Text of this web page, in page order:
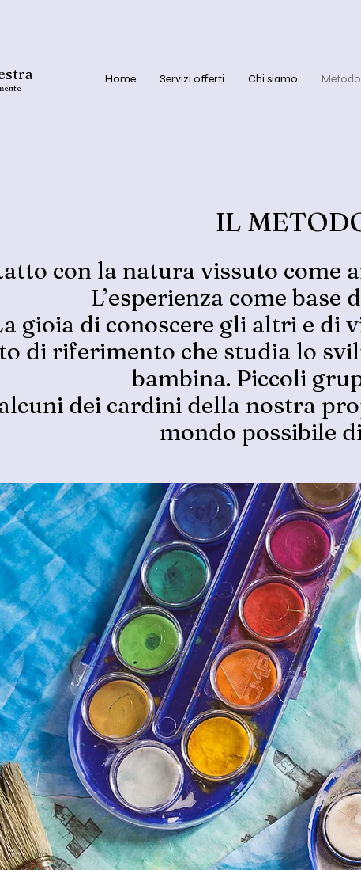
Home Servizi offerti Chi siamo Metodo
IL
con la natura vissuto come
L’esperienza come base
gioia di conoscere gli altri e di
di riferimento che studia lo
bambina. Piccoli
dei cardini della nostra
mondo possibile